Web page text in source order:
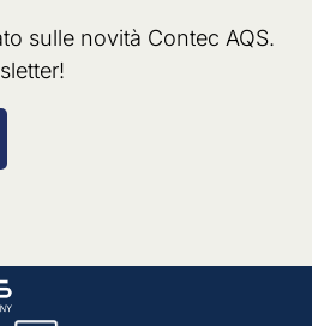
sulle novità Contec AQS.